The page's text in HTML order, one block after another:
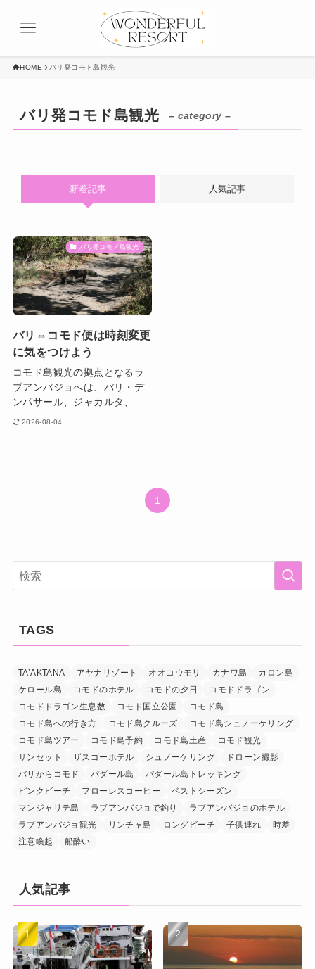
HOME バリ発コモド島観光
バリ発コモド島観光 – category –
新着記事 人気記事
バリ発コモド島観光
バリ⇔コモド便は時刻変更
に気をつけよう
コモド島観光の拠点となるラ
ブアンバジョへは、バリ・デ
ンパサール、ジャカルタ、...
2026-08-04
1
TAGS
TA’AKTANA アヤナリゾート オオコウモリ カナワ島
カロン島
ケロール島
コモドのホテル コモドの夕日
コモドドラゴン
コモドドラゴン生息数
コモド国立公園
コモド島
コモド島への行き方
コモド島クルーズ
コモド島シュノーケリング
コモド島ツアー
コモド島予約 コモド島土産
コモド観光
サンセット
ザスゴーホテル シュノーケリング
ドローン撮影
バリからコモド
パダール島
パダール島トレッキング
ピンクビーチ
フローレスコーヒー
ベストシーズン
マンジャリテ島
ラブアンバジョで釣り
ラブアンバジョのホテル
ラブアンバジョ観光
リンチャ島 ロングビーチ 子供連れ
時差
注意喚起
船酔い
人気記事